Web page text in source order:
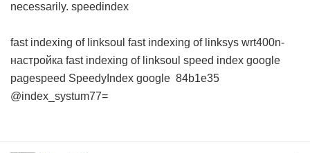
necessarily. speedindex
fast indexing of linksoul fast indexing of linksys wrt400n-
настройка fast indexing of linksoul speed index google
pagespeed SpeedyIndex google 84b1e35
@index_systum77=